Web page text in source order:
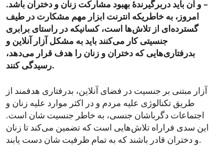
– و آن باید دربرگیرندۀ بهبود مشارکت زنان و دختران باشد.
امروز، به خاطریکه انترنت ابزار مهم مشکارت در طیف
گسترده‌ای از تلاش‌ها است، کسانیکه در راستای برابری
جنسیتی کار می‌کنند باید به مشکل آزار آنلاین و
بدرفتاری‌هایی که دختران و زنان را هدف قرار می‌دهد،
رسیدگی کنند.
آزار مبتنی بر جنسیت در فضای آنلاین، بدرفتاری هدفمند از
طریق تکنالوژی علیه مردم و در اکثر موارد علیه زنان و
اجتماعات دگرباشان جنسی، به خاطر جنسیت شان است.
این سدی فراراه تلاش‌هایی است که تضمین می‌کند تا زنان
و دختران قادر باشند که به تمام ظرفیت شان دست یابند.